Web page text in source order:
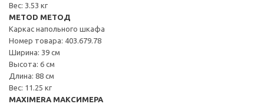
Вес: 3.53 кг
METOD МЕТОД
Каркас напольного шкафа
Номер товара: 403.679.78
Ширина: 39 см
Высота: 6 см
Длина: 88 см
Вес: 11.25 кг
MAXIMERA МАКСИМЕРА